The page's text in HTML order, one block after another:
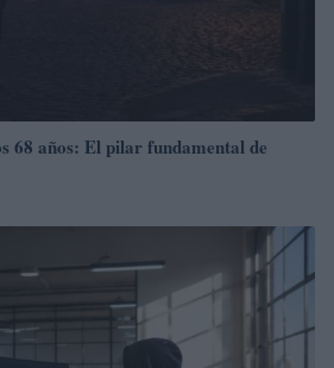
68 años: El pilar fundamental de